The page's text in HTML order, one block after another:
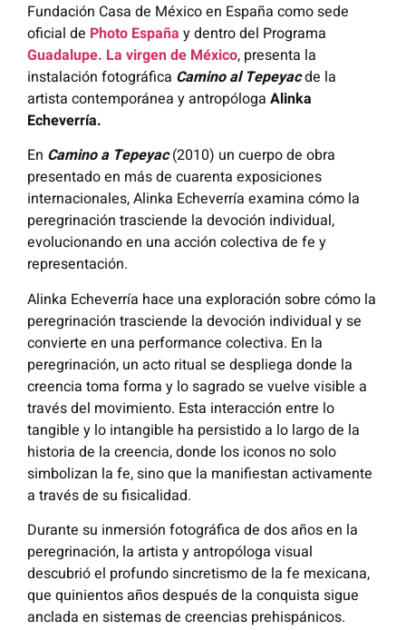
Fundación Casa de México en España como sede
oficial de Photo España y dentro del Programa
Guadalupe. La virgen de México, presenta la
instalación fotográfica Camino al Tepeyacde la
artista contemporánea y antropóloga Alinka
Echeverría.
En Camino a Tepeyac(2010) un cuerpo de obra
presentado en más de cuarenta exposiciones
internacionales, Alinka Echeverría examina cómo la
peregrinación trasciende la devoción individual,
evolucionando en una acción colectiva de fe y
representación.
Alinka Echeverría hace una exploración sobre cómo la
peregrinación trasciende la devoción individual y se
convierte en una performance colectiva. En la
peregrinación, un acto ritual se despliega donde la
creencia toma forma y lo sagrado se vuelve visible a
través del movimiento. Esta interacción entre lo
tangible y lo intangible ha persistido a lo largo de la
historia de la creencia, donde los iconos no solo
simbolizan la fe, sino que la manifiestan activamente
a través de su fisicalidad.
Durante su inmersión fotográfica de dos años en la
peregrinación, la artista y antropóloga visual
descubrió el profundo sincretismo de la fe mexicana,
que quinientos años después de la conquista sigue
anclada en sistemas de creencias prehispánicos.